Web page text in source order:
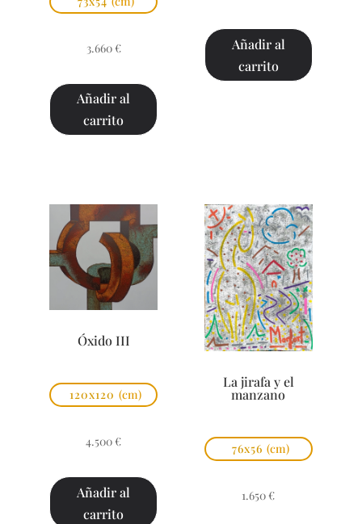
3.660 €
Añadir al
carrito
Añadir al
carrito
Óxido III
120x120 (cm)
4.500 €
Añadir al
carrito
La jirafa y el
manzano
76x56 (cm)
1.650 €